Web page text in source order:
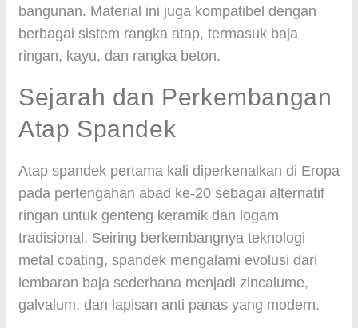
bangunan. Material ini juga kompatibel dengan
berbagai sistem rangka atap, termasuk baja
ringan, kayu, dan rangka beton.
Sejarah dan Perkembangan
Atap Spandek
Atap spandek pertama kali diperkenalkan di Eropa
pada pertengahan abad ke-20 sebagai alternatif
ringan untuk genteng keramik dan logam
tradisional. Seiring berkembangnya teknologi
metal coating, spandek mengalami evolusi dari
lembaran baja sederhana menjadi zincalume,
galvalum, dan lapisan anti panas yang modern.